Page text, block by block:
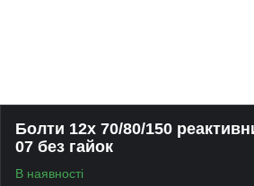
Болти 12х 70/80/150
07 без гайок
В наявності